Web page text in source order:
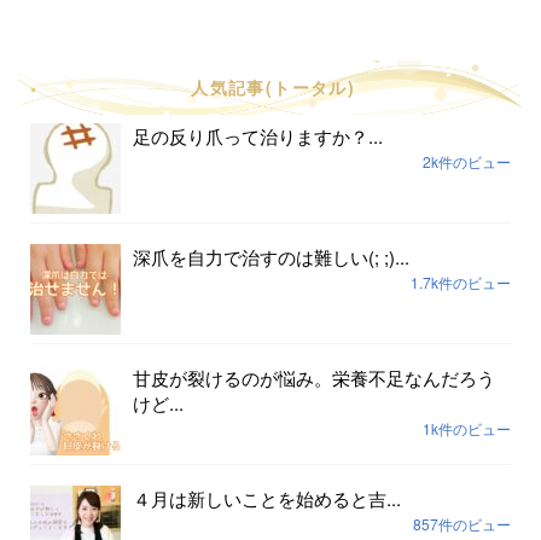
人気記事(トータル)
足の反り爪って治りますか？...
2k件のビュー
深爪を自力で治すのは難しい(; ;)...
1.7k件のビュー
甘皮が裂けるのが悩み。栄養不足なんだろう
けど...
1k件のビュー
４月は新しいことを始めると吉...
857件のビュー